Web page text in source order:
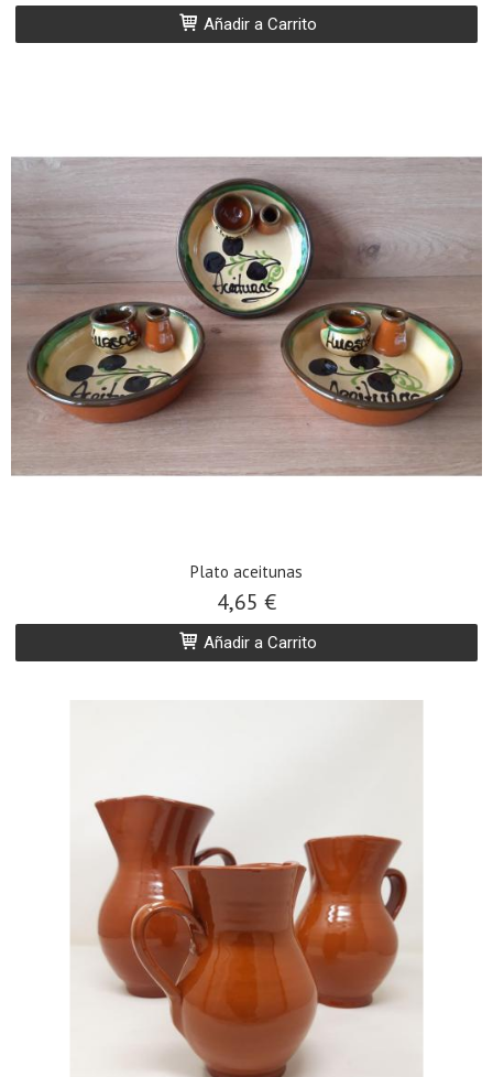
Añadir a Carrito
Plato aceitunas
4,65 €
Añadir a Carrito